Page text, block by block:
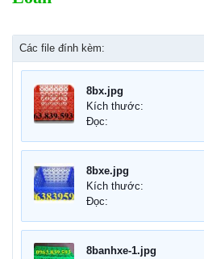
Các file đính kèm:
8bx.jpg
Kích thước:
Đọc:
8bxe.jpg
Kích thước:
Đọc:
8banhxe-1.jpg